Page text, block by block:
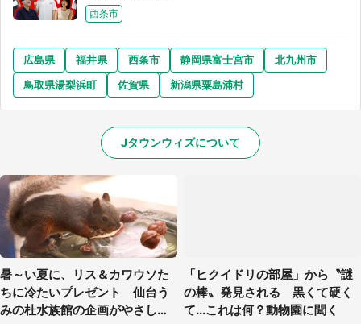
西条市
広島県 福井県 西条市 静岡県富士宮市
北九州市
鳥取県湯梨浜町
佐賀県 新潟県粟島浦村
Jタウンウィズについて
暑～い夏に、リス＆カワウソた
ちに冷たいプレゼント 仙台う
みの杜水族館の企画がやさしい
「ヒクイドリの部屋」から〝謎
の棒〟発見される 黒くて硬く
て...これは何？動物園に聞く